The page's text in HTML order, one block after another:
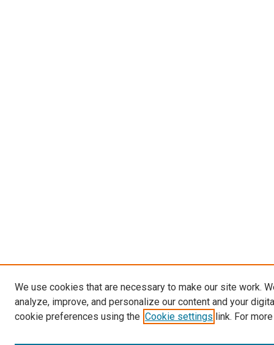
We use cookies that are necessary to make our site work.
analyze, improve, and personalize our content and your
cookie preferences using the Cookie settings link. For